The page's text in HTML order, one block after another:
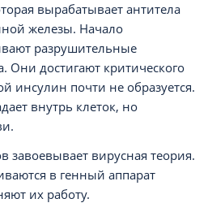
вырабатывает антитела
железы. Начало
разрушительные
Они достигают критического
инсулин почти не образуется.
внутрь клеток, но
завоевывает вирусная теория.
в генный аппарат
их работу.